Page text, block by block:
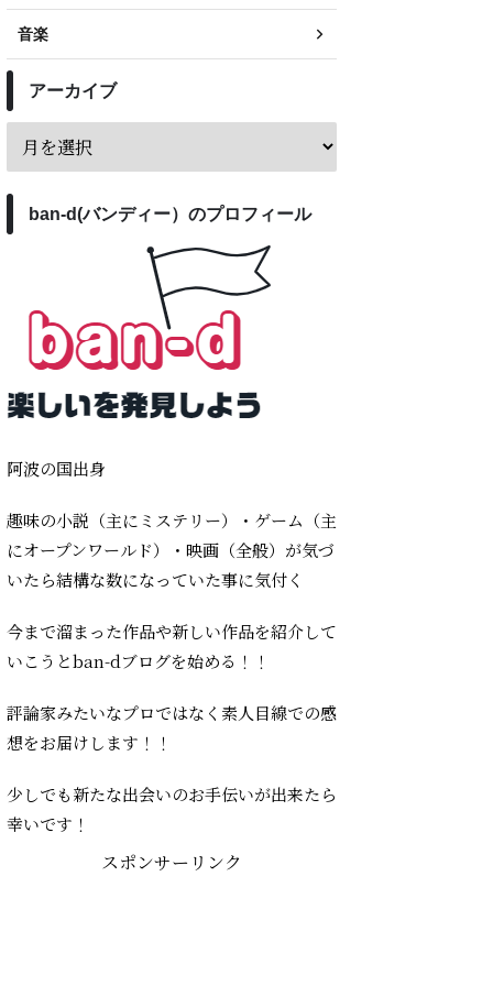
音楽
アーカイブ
ban-d(バンディー）のプロフィール
阿波の国出身
趣味の小説（主にミステリー）・ゲーム（主
にオープンワールド）・映画（全般）が気づ
いたら結構な数になっていた事に気付く
今まで溜まった作品や新しい作品を紹介して
いこうとban-dブログを始める！！
評論家みたいなプロではなく素人目線での感
想をお届けします！！
少しでも新たな出会いのお手伝いが出来たら
幸いです！
スポンサーリンク